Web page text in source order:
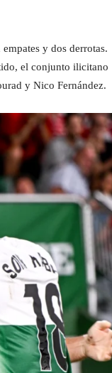
y dos derrotas.
el conjunto ilicitano
y Nico Fernández.